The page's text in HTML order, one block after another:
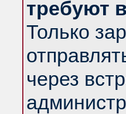
требуют
Только
через